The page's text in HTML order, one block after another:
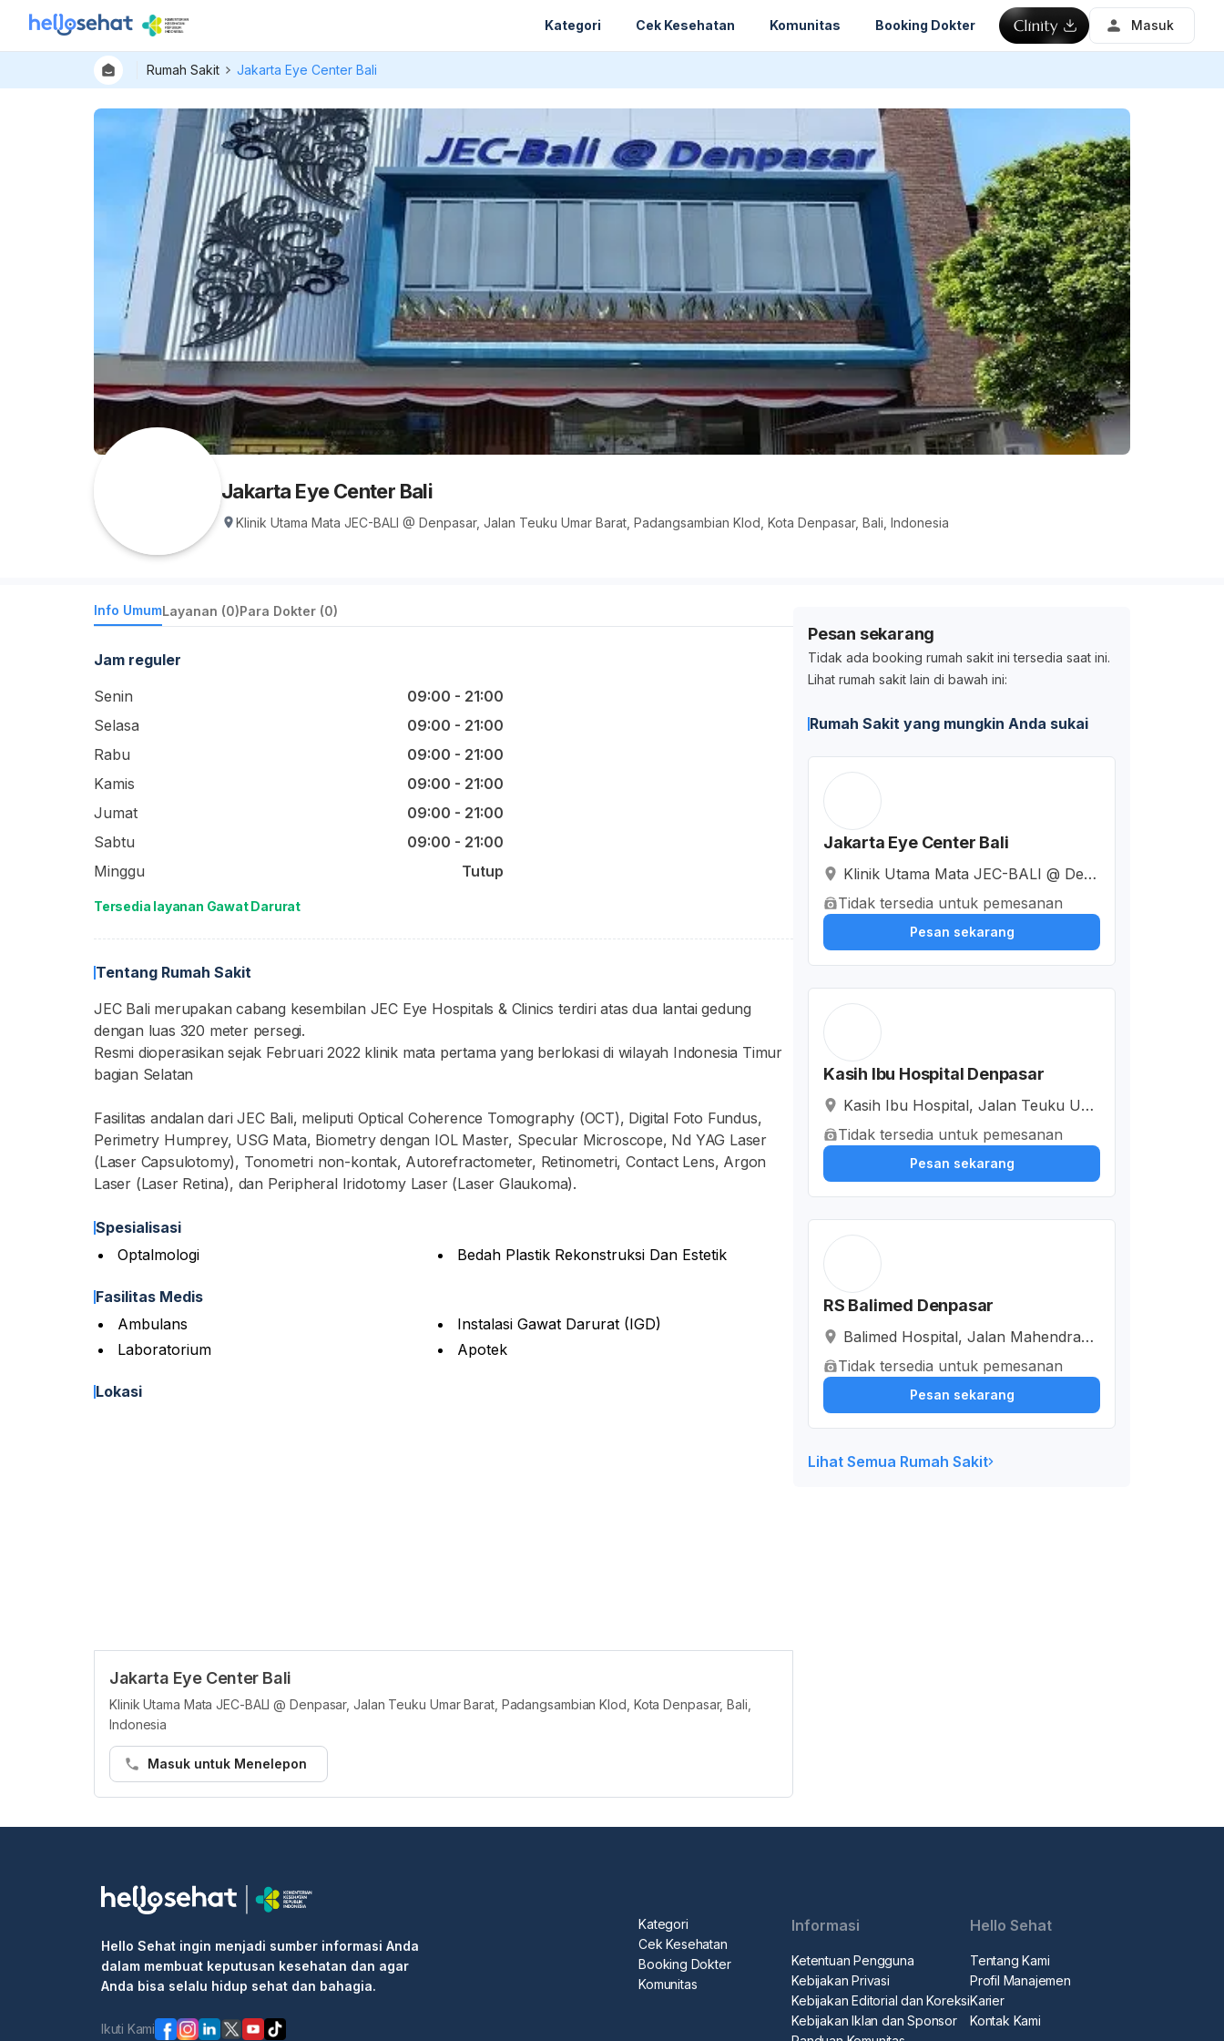
Kategori Cek Kesehatan Komunitas Booking Dokter Masuk
Rumah Sakit Jakarta Eye Center Bali
Jakarta Eye Center Bali
Klinik Utama Mata JEC-BALI @ Denpasar, Jalan Teuku Umar Barat, Padangsambian Klod, Kota Denpasar, Bali, Indonesia
Info UmumLayanan (0)Para Dokter (0)
Jam reguler
Senin
09:00 - 21:00
Selasa
09:00 - 21:00
Rabu
09:00 - 21:00
Kamis
09:00 - 21:00
Jumat
09:00 - 21:00
Sabtu
09:00 - 21:00
Minggu
Tutup
Tersedia layanan Gawat Darurat
Tentang Rumah Sakit
JEC Bali merupakan cabang kesembilan JEC Eye Hospitals & Clinics terdiri atas dua lantai gedung
dengan luas 320 meter persegi.
Resmi dioperasikan sejak Februari 2022 klinik mata pertama yang berlokasi di wilayah Indonesia Timur
bagian Selatan
Fasilitas andalan dari JEC Bali, meliputi Optical Coherence Tomography (OCT), Digital Foto Fundus,
Perimetry Humprey, USG Mata, Biometry dengan IOL Master, Specular Microscope, Nd YAG Laser
(Laser Capsulotomy), Tonometri non-kontak, Autorefractometer, Retinometri, Contact Lens, Argon
Laser (Laser Retina), dan Peripheral Iridotomy Laser (Laser Glaukoma).
Spesialisasi
Optalmologi
Bedah Plastik Rekonstruksi Dan Estetik
Fasilitas Medis
Ambulans
Instalasi Gawat Darurat (IGD)
Laboratorium
Apotek
Lokasi
Jakarta Eye Center Bali
Klinik Utama Mata JEC-BALI @ Denpasar, Jalan Teuku Umar Barat, Padangsambian Klod, Kota Denpasar, Bali,
Indonesia
Masuk untuk Menelepon
Pesan sekarang
Tidak ada booking rumah sakit ini tersedia saat ini.
Lihat rumah sakit lain di bawah ini:
Rumah Sakit yang mungkin Anda sukai
Jakarta Eye Center Bali
Klinik Utama Mata JEC-BALI @ Den
pasar, Jalan Teuku Umar Barat, Pad
angsambian Klod, Kota Denpasar, Ba
li, Indonesia
Tidak tersedia untuk pemesanan
Pesan sekarang
Kasih Ibu Hospital Denpasar
Kasih Ibu Hospital, Jalan Teuku Um
ar, Dauh Puri Kauh, Denpasar Barat,
Kota Denpasar, Bali, Indonesia
Tidak tersedia untuk pemesanan
Pesan sekarang
RS Balimed Denpasar
Balimed Hospital, Jalan Mahendrada
tta, Padangsambian, Kota Denpasar,
Bali, Indonesia
Tidak tersedia untuk pemesanan
Pesan sekarang
Lihat Semua Rumah Sakit
Hello Sehat ingin menjadi sumber informasi Anda
dalam membuat keputusan kesehatan dan agar
Anda bisa selalu hidup sehat dan bahagia.
Ikuti Kami
Kategori
Cek Kesehatan
Booking Dokter
Komunitas
Informasi
Ketentuan Pengguna
Kebijakan Privasi
Kebijakan Editorial dan Koreksi
Kebijakan Iklan dan Sponsor
Hello Sehat
Tentang Kami
Profil Manajemen
Karier
Kontak Kami